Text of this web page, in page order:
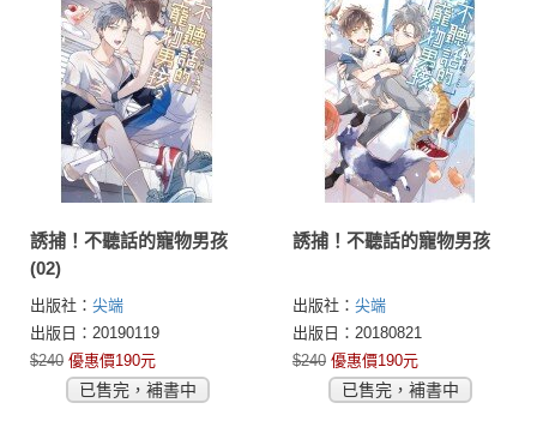
誘捕！不聽話的寵物男孩
(02)
出版社： 尖端
出版日：20190119
$240 優惠價190元
已售完，補書中
誘捕！不聽話的寵物男孩
出版社： 尖端
出版日：20180821
$240 優惠價190元
已售完，補書中